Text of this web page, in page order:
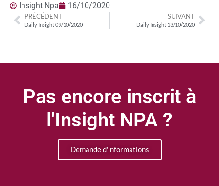
Insight Npa 16/10/2020
PRÉCÉDENT
Daily Insight 09/10/2020
SUIVANT
Daily Insight 13/10/2020
Pas encore inscrit à
l'Insight NPA ?
Demande d'informations